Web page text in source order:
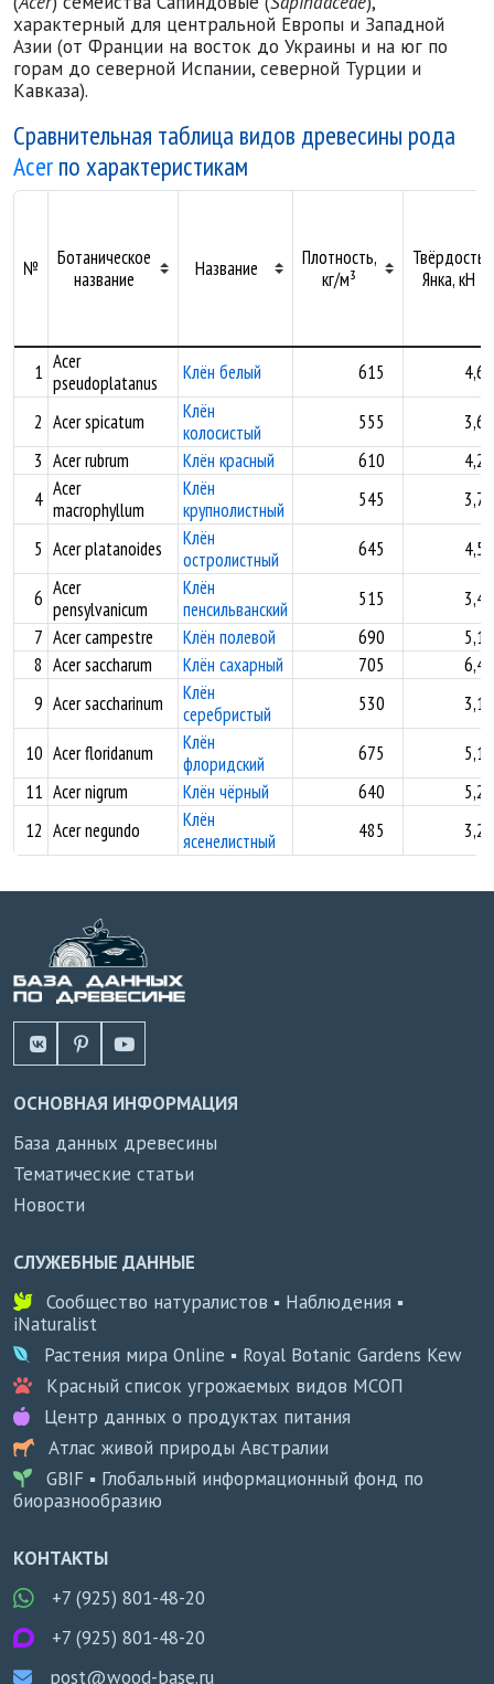
характерный для центральной Европы и Западной
Азии (от Франции на восток до Украины и на юг по
горам до северной Испании, северной Турции и
Кавказа).
Сравнительная таблица видов древесины рода
Acer по характеристикам
№
Ботаническое
название
Название
Плотность,
кг/м³
Твёрдость
Янка, кН
1 Acer
pseudoplatanus
Клён белый 615 4,68
2 Acer spicatum
Клён
колосистый
555
3,60
3 Acer rubrum Клён красный 610
4,23
4 Acer
macrophyllum
Клён
крупнолистный
545 3,78
5 Acer platanoides
Клён
остролистный
645 4,51
6 Acer
pensylvanicum
Клён
пенсильванский
515
3,43
7 Acer campestre Клён полевой 690
5,11
8 Acer saccharum Клён сахарный 705
6,45
9 Acer saccharinum
Клён
серебристый
530 3,11
10 Acer floridanum
Клён
флоридский
675
5,11
11 Acer nigrum Клён чёрный 640
5,25
12 Acer negundo
Клён
ясенелистный
485 3,20
ОСНОВНАЯ ИНФОРМАЦИЯ
База данных древесины
Тематические статьи
Новости
СЛУЖЕБНЫЕ ДАННЫЕ
Сообщество натуралистов ▪ Наблюдения ▪
iNaturalist
Растения мира Online ▪ Royal Botanic Gardens Kew
Красный список угрожаемых видов МСОП
Центр данных о продуктах питания
Атлас живой природы Австралии
GBIF ▪ Глобальный информационный фонд по
биоразнообразию
КОНТАКТЫ
+7 (925) 801-48-20
+7 (925) 801-48-20
post@wood-base.ru